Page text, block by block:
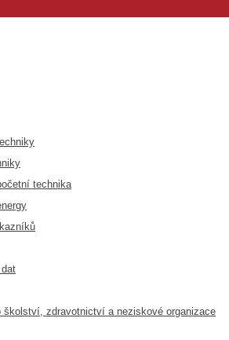
technika
školství, zdravotnictví a neziskové organizace